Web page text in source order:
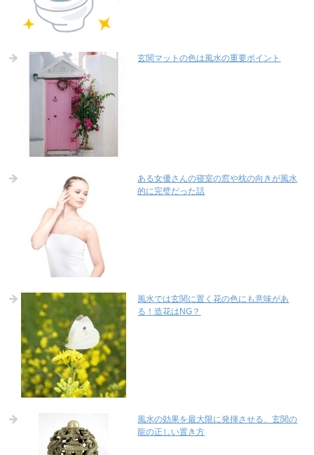
玄関マットの色は風水の重要ポイント
ある女優さんの寝室の窓や枕の向きが風水
的に完璧だった話
風水では玄関に置く花の色にも意味があ
る！造花はNG？
風水の効果を最大限に発揮させる、玄関の
龍の正しい置き方